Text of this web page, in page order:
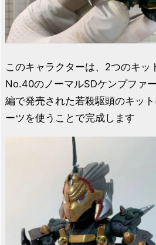
このキャラクターは、2つのキッ
No.40のノーマルSDケンプファ
編で発売された若殺駆頭のキッ
ーツを使うことで完成します